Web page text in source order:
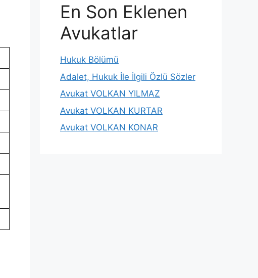
En Son Eklenen
Avukatlar
Hukuk Bölümü
Adalet, Hukuk İle İlgili Özlü Sözler
Avukat VOLKAN YILMAZ
Avukat VOLKAN KURTAR
Avukat VOLKAN KONAR